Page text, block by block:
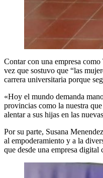
Contar con una empresa
vez que sostuvo que “las
carrera universitaria porque
«Hoy el mundo demanda
provincias como la nuestra
alentar a sus hijas en las
Por su parte, Susana
al empoderamiento y a la
que desde una empresa